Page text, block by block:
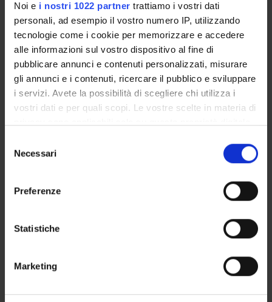
Noi e i nostri 1022 partner trattiamo i vostri dati
personali, ad esempio il vostro numero IP, utilizzando
tecnologie come i cookie per memorizzare e accedere
alle informazioni sul vostro dispositivo al fine di
pubblicare annunci e contenuti personalizzati, misurare
gli annunci e i contenuti, ricercare il pubblico e sviluppare
i servizi. Avete la possibilità di scegliere chi utilizza i
vostri dati e per quali scopi. Le vostre scelte in materia di
modificare o revocare il proprio consenso in qualsiasi
momento dalla Dichiarazione sui cookie o facendo clic
raccogliere informazioni sulla tua posizione
geografica, con un'approssimazione di qualche
Identificare il tuo dispositivo, scansionandolo
delNecessari
Preferenze
Statistiche
Marketing
Storia dell'arte
History of art and architecture
SECTIONS
Arti e Geografie
RESEARCH AREAS
RESEARCH GROUPS